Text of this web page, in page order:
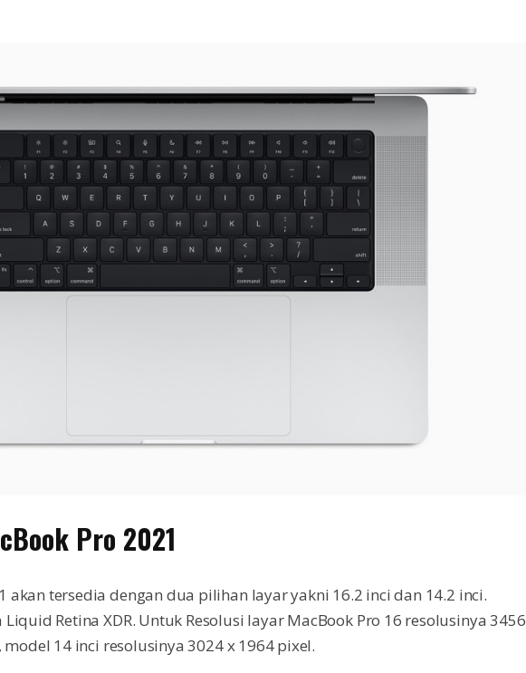
Pro 2021
akan tersedia dengan dua pilihan layar yakni 16.2 inci dan 14.2 inci.
Retina XDR. Untuk Resolusi layar MacBook Pro 16 resolusinya 3456
14 inci resolusinya 3024 x 1964 pixel.